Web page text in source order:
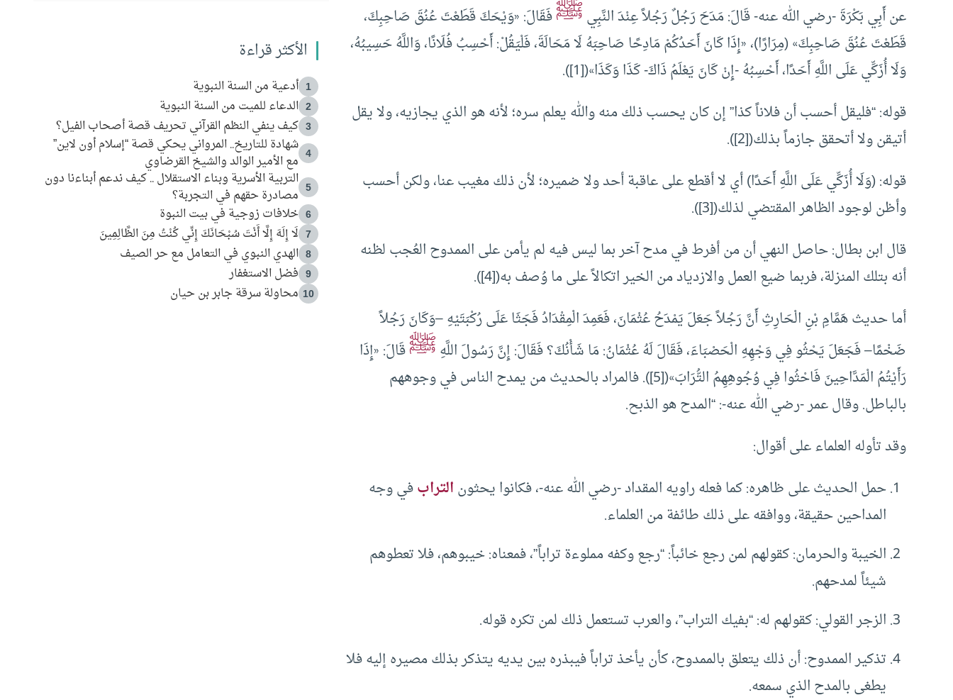
عن أَبِي بَكْرَةَ -رضي الله عنه- قَالَ: مَدَحَ رَجُلٌ رَجُلاً عِنْدَ النَّبِيﷺفَقَالَ: «وَيْحَكَ قَطَعْتَ عُنُقَ صَاحِبِكَ،
قَطَعْتَ عُنُقَ صَاحِبِكَ» (مِرَارًا)، «إِذَا كَانَ أَحَدُكُمْ مَادِحًا صَاحِبَهُ لَا مَحَالَةَ، فَلْيَقُلْ: أَحْسِبُ فُلَانًا، وَاللَّهُ حَسِيبُهُ،
وَلَا أُزَكِّي عَلَى اللَّهِ أَحَدًا، أَحْسِبُهُ -إِنْ كَانَ يَعْلَمُ ذَاكَ- كَذَا وَكَذَا»([1]).
قوله: “فليقل أحسب أن فلاناً كذا” إن كان يحسب ذلك منه والله يعلم سره؛ لأنه هو الذي يجازيه، ولا يقل
أتيقن ولا أتحقق جازماً بذلك([2]).
قوله: (وَلَا أُزَكِّي عَلَى اللَّهِ أَحَدًا) أي لا أقطع على عاقبة أحد ولا ضميره؛ لأن ذلك مغيب عنا، ولكن أحسب
وأظن لوجود الظاهر المقتضي لذلك([3]).
قال ابن بطال: حاصل النهي أن من أفرط في مدح آخر بما ليس فيه لم يأمن على الممدوح العُجب لظنه
أنه بتلك المنزلة، فربما ضيع العمل والازدياد من الخير اتكالاً على ما وُصف به([4]).
أما حديث هَمَّامِ بْنِ الْحَارِثِ أَنَّ رَجُلاً جَعَلَ يَمْدَحُ عُثْمَانَ، فَعَمِدَ الْمِقْدَادُ فَجَثَا عَلَى رُكْبَتَيْهِ –وَكَانَ رَجُلاً
ضَخْمًا– فَجَعَلَ يَحْثُو فِي وَجْهِهِ الْحَصْبَاءَ، فَقَالَ لَهُ عُثْمَانُ: مَا شَأْنُكَ؟ فَقَالَ: إِنَّ رَسُولَ اللَّهِﷺقَالَ: «إِذَا
رَأَيْتُمُ الْمَدَّاحِينَ فَاحْثُوا فِي وُجُوهِهِمُ التُّرَابَ»([5]). فالمراد بالحديث من يمدح الناس في وجوههم
بالباطل. وقال عمر -رضي الله عنه-: “المدح هو الذبح.
وقد تأوله العلماء على أقوال:
حمل الحديث على ظاهره: كما فعله راويه المقداد -رضي الله عنه-، فكانوا يحثونالترابفي وجه
المداحين حقيقة، ووافقه على ذلك طائفة من العلماء.
الخيبة والحرمان: كقولهم لمن رجع خائباً: “رجع وكفه مملوءة تراباً”، فمعناه: خيبوهم، فلا تعطوهم
شيئاً لمدحهم.
الزجر القولي: كقولهم له: “بفيك التراب”، والعرب تستعمل ذلك لمن تكره قوله.
تذكير الممدوح: أن ذلك يتعلق بالممدوح، كأن يأخذ تراباً فيبذره بين يديه يتذكر بذلك مصيره إليه فلا
يطغى بالمدح الذي سمعه.
الأكثر قراءة
1 أدعية من السنة النبوية
2 الدعاء للميت من السنة النبوية
3 كيف ينفي النظم القرآني تحريف قصة أصحاب الفيل؟
4
شهادة للتاريخ.. المرواني يحكي قصة “إسلام أون لاين”
مع الأمير الوالد والشيخ القرضاوي
5
التربية الأسرية وبناء الاستقلال .. كيف ندعم أبناءنا دون
مصادرة حقهم في التجربة؟
6 خلافات زوجية في بيت النبوة
7 لَا إِلَهَ إِلَّا أَنْتَ سُبْحَانَكَ إِنِّي كُنْتُ مِنَ الظَّالِمِينَ
8 الهدي النبوي في التعامل مع حر الصيف
9 فضل الاستغفار
10 محاولة سرقة جابر بن حيان